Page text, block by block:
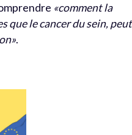
«comment la
que le cancer du sein, peut
.